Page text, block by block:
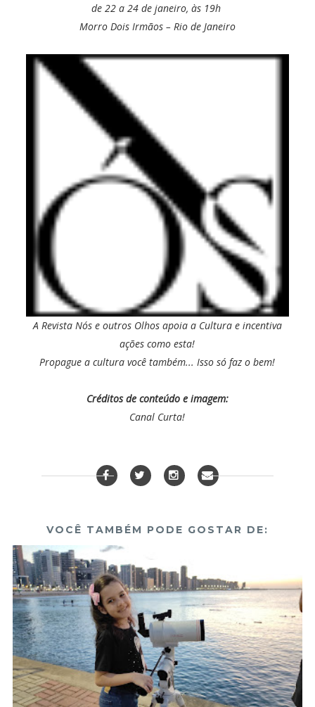
de 22 a 24 de janeiro, às 19h
Morro Dois Irmãos – Rio de Janeiro
A Revista Nós e outros Olhos apoia a Cultura e incentiva
ações como esta!
Propague a cultura você também... Isso só faz o bem!
Créditos de conteúdo e imagem:
Canal Curta!
VOCÊ TAMBÉM PODE GOSTAR DE: